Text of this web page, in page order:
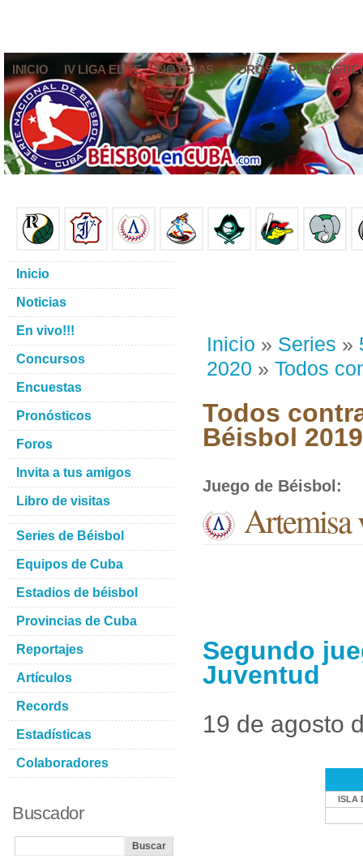
INICIO IV LIGA ELITE NOTICIAS FOROS
Inicio » Series »
2020 » Todos
Todos
Béisbol
Juego de Béisbol :
Artemisa
Segundo
Juventud
19 de agosto
ISLA
Inicio
Noticias
En vivo!!!
Concursos
Encuestas
Pronósticos
Foros
Invita a tus amigos
Libro de visitas
Series de Béisbol
Equipos de Cuba
Estadios de béisbol
Provincias de Cuba
Reportajes
Artículos
Records
Estadísticas
Colaboradores
Buscador